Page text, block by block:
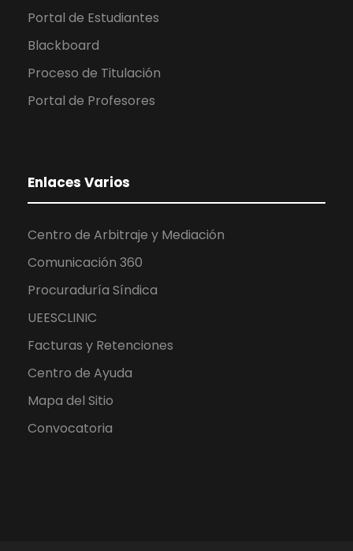
Portal de Estudiantes
Blackboard
Proceso de Titulación
Portal de Profesores
Enlaces Varios
Centro de Arbitraje y Mediación
Comunicación 360
Procuraduría Síndica
UEESCLINIC
Facturas y Retenciones
Centro de Ayuda
Mapa del Sitio
Convocatoria